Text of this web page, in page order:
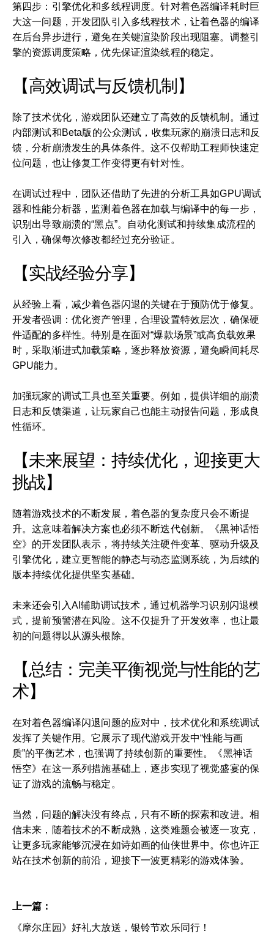
第四步：引擎优化和多线程调度。针对着色器编译耗时巨
大这一问题，开发团队引入多线程技术，让着色器的编译
在后台异步进行，避免在关键渲染阶段出现阻塞。调整引
擎的资源调度策略，优先保证渲染线程的稳定。
【高效调试与反馈机制】
除了技术优化，游戏团队还建立了高效的反馈机制。通过
内部测试和Beta版的公众测试，收集玩家的崩溃日志和反
馈，分析崩溃发生的具体条件。这不仅帮助工程师快速定
位问题，也让修复工作变得更有针对性。
在调试过程中，团队还借助了先进的分析工具如GPU调试
器和性能分析器，监测着色器在加载与编译中的每一步，
识别出导致崩溃的“黑点”。自动化测试和持续集成流程的
引入，确保每次修改都经过充分验证。
【实战经验分享】
从经验上看，减少着色器闪退的关键在于预防优于修复。
开发者强调：优化资产管理，合理设置特效层次，确保硬
件适配的多样性。特别是在面对“爆款场景”或高负载效果
时，采取渐进式加载策略，逐步释放资源，避免瞬间耗尽
GPU能力。
加强玩家的调试工具也至关重要。例如，提供详细的崩溃
日志和反馈渠道，让玩家自己也能主动报告问题，形成良
性循环。
【未来展望：持续优化，迎接更大
挑战】
随着游戏技术的不断发展，着色器的复杂度只会不断提
升。这意味着解决方案也必须不断迭代创新。《黑神话悟
空》的开发团队表示，将持续关注硬件变革、驱动升级及
引擎优化，建立更智能的静态与动态监测系统，为后续的
版本持续优化提供坚实基础。
未来还会引入AI辅助调试技术，通过机器学习识别闪退模
式，提前预警潜在风险。这不仅提升了开发效率，也让最
初的问题得以从源头根除。
【总结：完美平衡视觉与性能的艺
术】
在对着色器编译闪退问题的应对中，技术优化和系统调试
发挥了关键作用。它展示了现代游戏开发中“性能与画
质”的平衡艺术，也强调了持续创新的重要性。《黑神话
悟空》在这一系列措施基础上，逐步实现了视觉盛宴的保
证了游戏的流畅与稳定。
当然，问题的解决没有终点，只有不断的探索和改进。相
信未来，随着技术的不断成熟，这类难题会被逐一攻克，
让更多玩家能够沉浸在如诗如画的仙侠世界中。你也许正
站在技术创新的前沿，迎接下一波更精彩的游戏体验。
上一篇：
《摩尔庄园》好礼大放送，银铃节欢乐同行！